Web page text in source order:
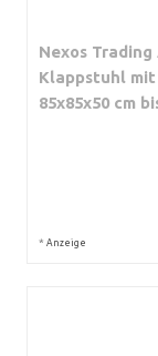
Nexos
Klappstuhl
85x85x50 cm
* Anzeige